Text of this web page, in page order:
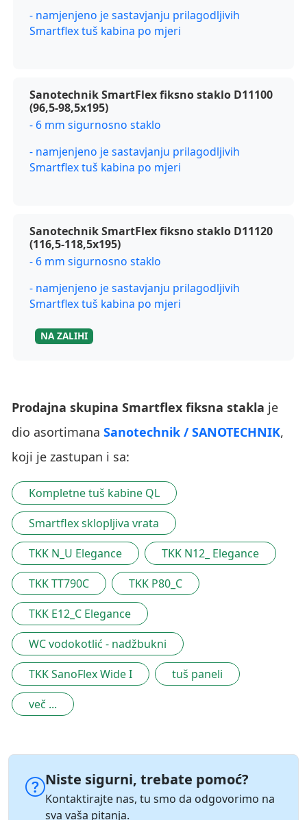
- namjenjeno je sastavjanju prilagodljivih
Smartflex tuš kabina po mjeri
Sanotechnik SmartFlex fiksno staklo D11100
(96,5-98,5x195)
- 6 mm sigurnosno staklo
- namjenjeno je sastavjanju prilagodljivih
Smartflex tuš kabina po mjeri
Sanotechnik SmartFlex fiksno staklo D11120
(116,5-118,5x195)
- 6 mm sigurnosno staklo
- namjenjeno je sastavjanju prilagodljivih
Smartflex tuš kabina po mjeri
NA ZALIHI
Prodajna skupina Smartflex fiksna stakla je
dio asortimana Sanotechnik / SANOTECHNIK,
koji je zastupan i sa:
Kompletne tuš kabine QL
Smartflex sklopljiva vrata
TKK N_U Elegance
TKK N12_ Elegance
TKK TT790C
TKK P80_C
TKK E12_C Elegance
WC vodokotlić - nadžbukni
TKK SanoFlex Wide I
tuš paneli
več ...
Niste sigurni, trebate pomoć?
Kontaktirajte nas, tu smo da odgovorimo na
sva vaša pitanja.